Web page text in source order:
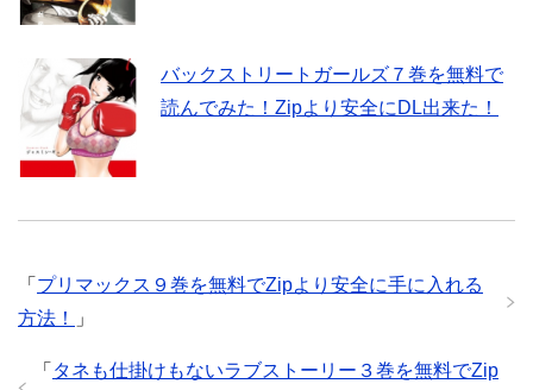
バックストリートガールズ７巻を無料で
読んでみた！Zipより安全にDL出来た！
「 プリマックス９巻を無料でZipより安全に手に入れる
方法！
」
「 タネも仕掛けもないラブストーリー３巻を無料でZip